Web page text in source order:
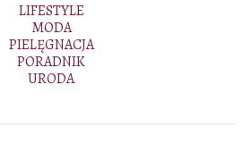
LIFESTYLE
MODA
PIELĘGNACJA
PORADNIK
URODA